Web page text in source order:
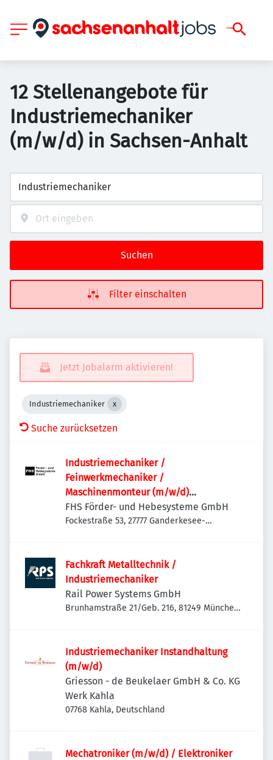
12 Stellenangebote für
Industriemechaniker
(m/w/d) in Sachsen-Anhalt
Suchen
Filter einschalten
Jetzt Jobalarm aktivieren!
Industriemechaniker
Suche zurücksetzen
Industriemechaniker /
Feinwerkmechaniker /
Maschinenmonteur (m/w/d)
Maschinenbau | Anlagenbau |
Sondermaschinenbau | Service &
FHS Förder- und Hebesysteme GmbH
Fockestraße 53, 27777 Ganderkesee-
Fachkraft Metalltechnik /
Industriemechaniker
Rail Power Systems GmbH
Brunhamstraße 21/Geb. 216, 81249 München-
Industriemechaniker Instandhaltung
(m/w/d)
Griesson - de Beukelaer GmbH & Co. KG
Werk Kahla
07768 Kahla, Deutschland
Mechatroniker (m/w/d) / Elektroniker